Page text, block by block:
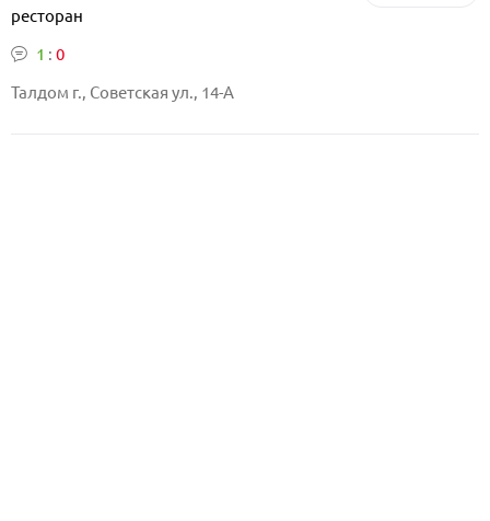
ресторан
1 : 0
Талдом г., Советская ул., 14-А